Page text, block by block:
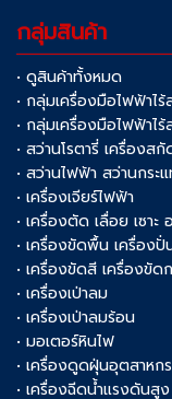
กลุ่มสินค้า
• ดูสินค้าทั้งหมด
• กลุ่มเครื่องมือไฟฟ้าไ
• กลุ่มเครื่องมือไฟฟ้าไ
• สว่านโรตารี่ เครื่องส
• สว่านไฟฟ้า สว่านกระ
• เครื่องเจียร์ไฟฟ้า
• เครื่องตัด เลื่อย เซาะ
• เครื่องขัดพื้น เครื่องปั่
• เครื่องขัดสี เครื่องขัด
• เครื่องเป่าลม
• เครื่องเป่าลมร้อน
• มอเตอร์หินไฟ
• เครื่องดูดฝุ่นอุตสาหก
• เครื่องฉีดน้ำแรงดันสู